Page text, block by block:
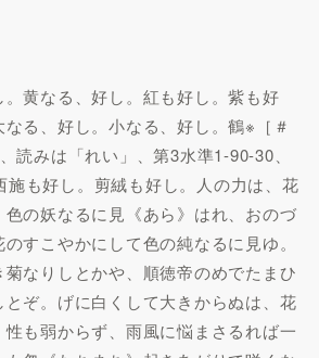
黄なる、好し。紅も好し。紫も好
なる、好し。小なる、好し。鶴※［＃
読みは「れい」、第3水準1-90-30、
施も好し。剪絨も好し。人の力は、花
の妖なるに見《あら》はれ、おのづ
すこやかにして色の純なるに見ゆ。
なりしとかや、順徳帝のめでたまひ
とぞ。げに白くして大きからぬは、花
も弱からず、雨風に悩まさるれば一